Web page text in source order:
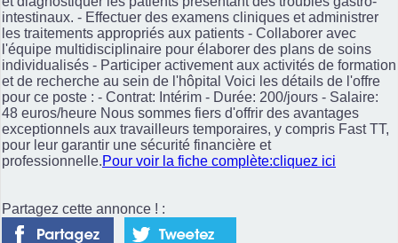
intestinaux. - Effectuer des examens cliniques et administrer
les traitements appropriés aux patients - Collaborer avec
l'équipe multidisciplinaire pour élaborer des plans de soins
individualisés - Participer activement aux activités de formation
et de recherche au sein de l'hôpital Voici les détails de l'offre
pour ce poste : - Contrat: Intérim - Durée: 200/jours - Salaire:
48 euros/heure Nous sommes fiers d'offrir des avantages
exceptionnels aux travailleurs temporaires, y compris Fast TT,
pour leur garantir une sécurité financière et
professionnelle.Pour voir la fiche complète:cliquez ici
Partagez cette annonce ! :